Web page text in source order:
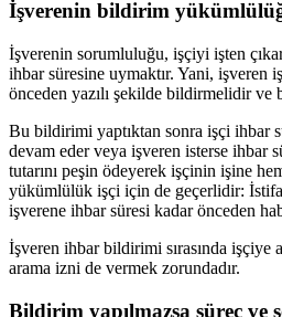
İşverenin bildirim
İşverenin sorumluluğu, işçiyi işten
ihbar süresine uymaktır. Yani, işveren
önceden yazılı şekilde bildirmelidir ve
Bu bildirimi yaptıktan sonra işçi ihbar
devam eder veya işveren isterse ihbar
tutarını peşin ödeyerek işçinin işine
yükümlülük işçi için de geçerlidir:
işverene ihbar süresi kadar önceden
İşveren ihbar bildirimi sırasında işçiye
arama izni de vermek zorundadır.
Bildirim yapılmazsa süreç ve